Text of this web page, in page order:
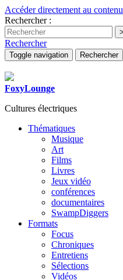
Accéder directement au contenu
Rechercher :
Rechercher
Toggle navigation Rechercher
FoxyLounge
Cultures électriques
Thématiques
Musique
Art
Films
Livres
Jeux vidéo
conférences
documentaires
SwampDiggers
Formats
Focus
Chroniques
Entretiens
Sélections
Vidéos